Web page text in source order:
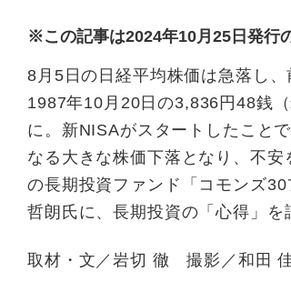
※この記事は2024年10月25日発行
8月5日の日経平均株価は急落し
1987年10月20日の3,836円48銭
に。新NISAがスタートしたこと
なる大きな株価下落となり、不
の長期投資ファンド「コモンズ
哲朗氏に、長期投資の「心得」を
取材・文／岩切 徹 撮影／和田